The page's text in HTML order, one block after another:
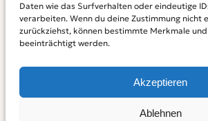
Daten wie das Surfverhalten oder eindeutige
verarbeiten. Wenn du deine Zustimmung nicht
zurückziehst, können bestimmte Merkmale
beeinträchtigt werden.
Akzeptieren
Ablehnen
KidS-Ausgaben online lesen
Abonnement
Archiv
INFO
Datenschutz­erklärung
Powered by